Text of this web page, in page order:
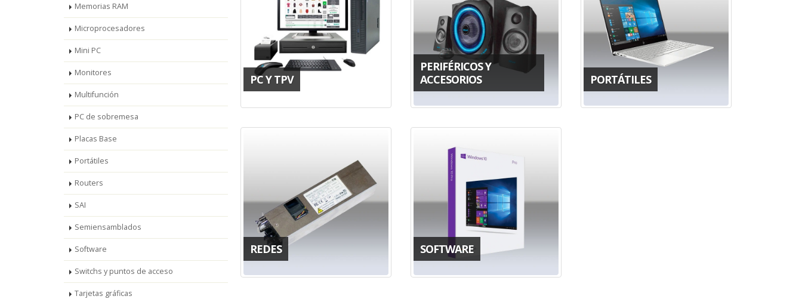
Memorias RAM
Microprocesadores
Mini PC
Monitores
Multifunción
PC de sobremesa
Placas Base
Portátiles
Routers
SAI
Semiensamblados
Software
Switchs y puntos de acceso
Tarjetas gráficas
PC Y TPV
PERIFÉRICOS Y
ACCESORIOS
PORTÁTILES
REDES SOFTWARE